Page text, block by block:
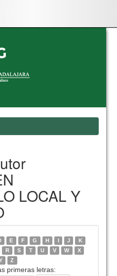
LOCAL Y
E F G H I J
K
R S T U V W
X
Z
primeras letras: